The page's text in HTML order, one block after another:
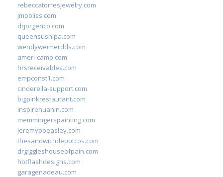
rebeccatorresjewelry.com
jmpbliss.com
drjorgerico.com
queensushipa.com
wendyweimerdds.com
ameri-camp.com
hrsreceivables.com
empconst1.com
cinderella-support.com
bigpinkrestaurant.com
inspirehuahin.com
memmingerspainting.com
jeremypbeasley.com
thesandwichdepotcos.com
drgiggleshouseofpain.com
hotflashdesigns.com
garagenadeau.com